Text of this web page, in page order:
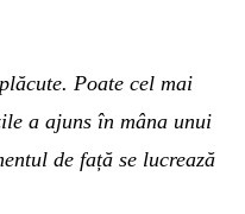
Poate cel mai
a ajuns în mâna unui
de față se lucrează